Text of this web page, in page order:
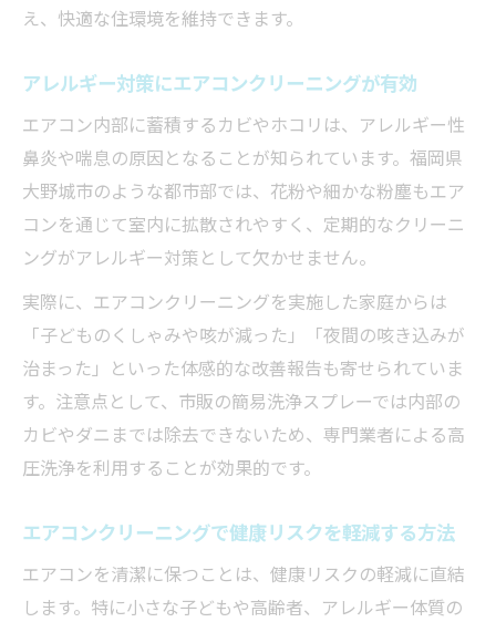
え、快適な住環境を維持できます。
アレルギー対策にエアコンクリーニングが有効
エアコン内部に蓄積するカビやホコリは、アレルギー性
鼻炎や喘息の原因となることが知られています。福岡県
大野城市のような都市部では、花粉や細かな粉塵もエア
コンを通じて室内に拡散されやすく、定期的なクリーニ
ングがアレルギー対策として欠かせません。
実際に、エアコンクリーニングを実施した家庭からは
「子どものくしゃみや咳が減った」「夜間の咳き込みが
治まった」といった体感的な改善報告も寄せられていま
す。注意点として、市販の簡易洗浄スプレーでは内部の
カビやダニまでは除去できないため、専門業者による高
圧洗浄を利用することが効果的です。
エアコンクリーニングで健康リスクを軽減する方法
エアコンを清潔に保つことは、健康リスクの軽減に直結
します。特に小さな子どもや高齢者、アレルギー体質の